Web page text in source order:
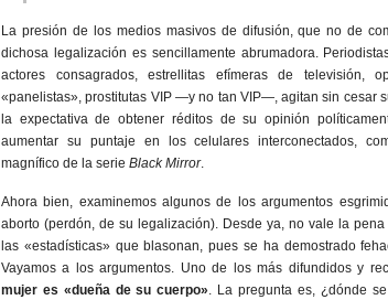
La presión de los medios masivos de difusión, que no de
dichosa legalización es sencillamente abrumadora.
actores consagrados, estrellitas efímeras de televisión,
«panelistas», prostitutas VIP —y no tan VIP—, agitan sin cesar
la expectativa de obtener réditos de su opinión
aumentar su puntaje en los celulares interconectados,
magnífico de la serie Black Mirror.
Ahora bien, examinemos algunos de los argumentos
aborto (perdón, de su legalización). Desde ya, no vale la
las «estadísticas» que blasonan, pues se ha demostrado
Vayamos a los argumentos. Uno de los más difundidos y
mujer es «dueña de su cuerpo». La pregunta es, ¿dónde